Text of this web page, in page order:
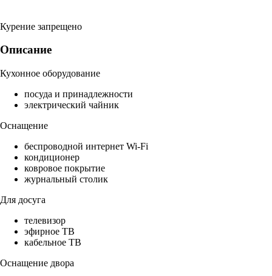
Курение запрещено
Описание
Кухонное оборудование
посуда и принадлежности
электрический чайник
Оснащение
беспроводной интернет Wi-Fi
кондиционер
ковровое покрытие
журнальный столик
Для досуга
телевизор
эфирное ТВ
кабельное ТВ
Оснащение двора